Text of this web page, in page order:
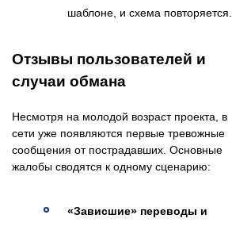
шаблоне, и схема повторяется.
Отзывы пользователей и
случаи обмана
Несмотря на молодой возраст проекта, в
сети уже появляются первые тревожные
сообщения от пострадавших. Основные
жалобы сводятся к одному сценарию:
«Зависшие» переводы и